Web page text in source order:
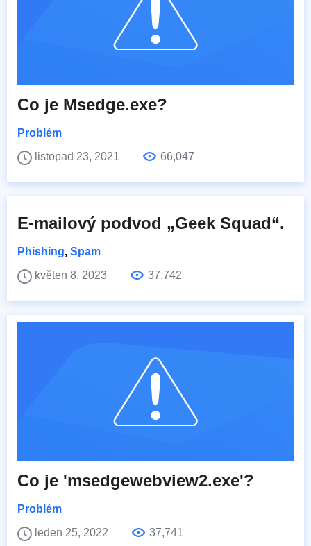
Co je Msedge.exe?
Problém
listopad 23, 2021
66,047
E-mailový podvod „Geek Squad“.
Phishing, Spam
květen 8, 2023
37,742
Co je 'msedgewebview2.exe'?
Problém
leden 25, 2022
37,741